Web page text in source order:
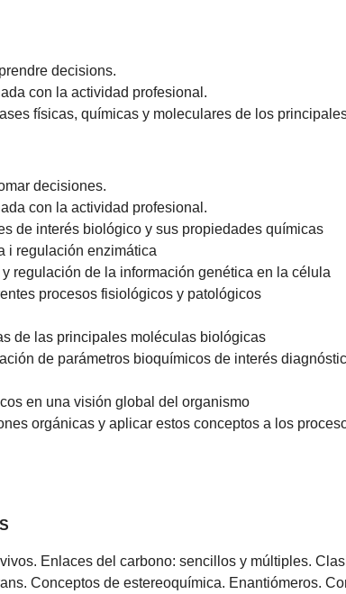
decisions.
con la actividad profesional.
físicas, químicas y moleculares de los
decisiones.
con la actividad profesional.
de interés biológico y sus propiedades químicas
i regulación enzimática
regulación de la información genética en la célula
procesos fisiológicos y patológicos
de las principales moléculas biológicas
de parámetros bioquímicos de interés
en una visión global del organismo
orgánicas y aplicar estos conceptos a los
Enlaces del carbono: sencillos y múltiples.
Conceptos de estereoquímica. Enantiómeros.